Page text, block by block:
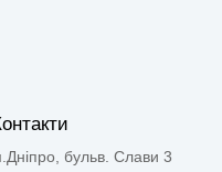
бульв. Слави 3